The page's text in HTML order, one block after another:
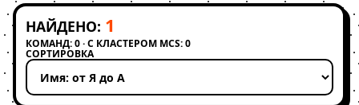
НАЙДЕНО: 1
КОМАНД: 0 · С КЛАСТЕРОМ MCS: 0
СОРТИРОВКА
Применить сортировку